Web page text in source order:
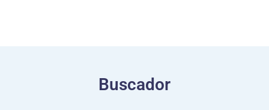
Buscador